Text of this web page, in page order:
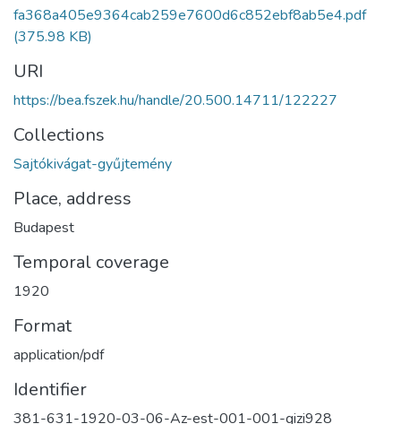
fa368a405e9364cab259e7600d6c852ebf8ab5e4.pdf
(375.98 KB)
URI
https://bea.fszek.hu/handle/20.500.14711/122227
Collections
Sajtókivágat-gyűjtemény
Place, address
Budapest
Temporal coverage
1920
Format
application/pdf
Identifier
381-631-1920-03-06-Az-est-001-001-gizi928